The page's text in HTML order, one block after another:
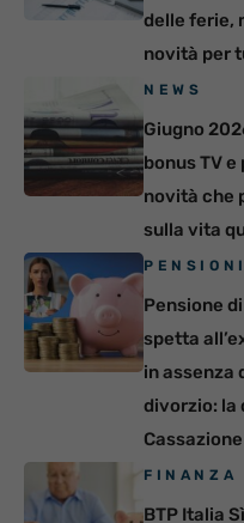
delle ferie,
novità per
NEWS
Giugno
bonus TV e
novità che
sulla vita
PENSIONI
Pensione
spetta
in assenza
divorzio: la
Cassazione
FINANZA
BTP Italia